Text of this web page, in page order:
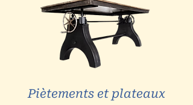
Piètements et plateaux